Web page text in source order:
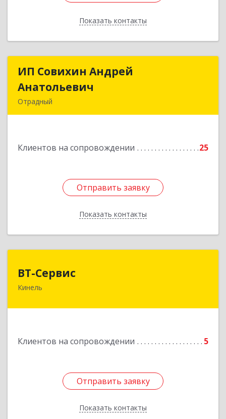
Показать контакты
Назад
ИП Совихин Андрей
Анатольевич
Отрадный
Клиентов на сопровождении 25
Отправить заявку
Показать контакты
ИП Совихин Андрей
Подробнее
Отправить заявку
Назад
ВТ-Сервис
Кинель
Клиентов на сопровождении 5
Отправить заявку
Показать контакты
446436, Самарская обл, Кинель г, Маяковского
Отправить заявку
Назад